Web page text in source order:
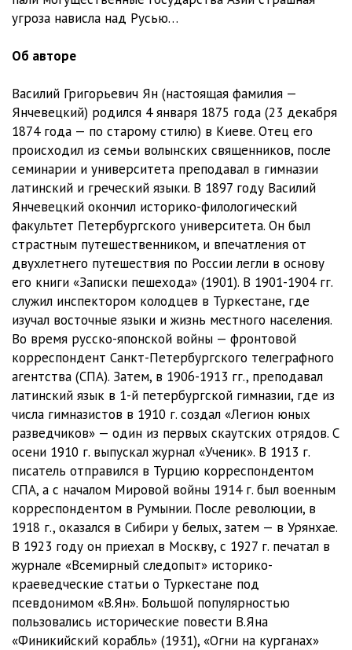
kn01ch04gl03 06:08
kn01ch04gl05
kn01ch04gl06
kn01ch04gl07 09:14
kn01ch04gl08
kn01ch04gl09 06:01
kn01ch04gl10 04:10
kn01ch04gl11
kn01ch04gl12 12:23
kn01ch05gl01 11:55
kn01ch05gl02
kn01ch05gl03 09:01
kn01ch05gl04 09:38
kn01ch05gl05 06:16
kn01ch05gl06 04:45
kn01ch05gl07 10:22
kn01ch05gl08
kn01ch05gl09
kn02ch01gl01
kn02ch01gl02
угроза нависла над Русью…
Об авторе
Василий Григорьевич Ян (настоящая фамилия —
Янчевецкий) родился 4 января 1875 года (23 декабря
1874 года — по старому стилю) в Киеве. Отец его
происходил из семьи волынских священников, после
семинарии и университета преподавал в гимназии
латинский и греческий языки. В 1897 году Василий
Янчевецкий окончил историко-филологический
факультет Петербургского университета. Он был
страстным путешественником, и впечатления от
двухлетнего путешествия по России легли в основу
его книги «Записки пешехода» (1901). В 1901-1904 гг.
служил инспектором колодцев в Туркестане, где
изучал восточные языки и жизнь местного населения.
Во время русско-японской войны — фронтовой
корреспондент Санкт-Петербургского телеграфного
агентства (СПА). Затем, в 1906-1913 гг., преподавал
латинский язык в 1-й петербургской гимназии, где из
числа гимназистов в 1910 г. создал «Легион юных
разведчиков» — один из первых скаутских отрядов. С
осени 1910 г. выпускал журнал «Ученик». В 1913 г.
писатель отправился в Турцию корреспондентом
СПА, а с началом Мировой войны 1914 г. был военным
корреспондентом в Румынии. После революции, в
1918 г., оказался в Сибири у белых, затем — в Урянхае.
В 1923 году он приехал в Москву, с 1927 г. печатал в
журнале «Всемирный следопыт» историко-
краеведческие статьи о Туркестане под
псевдонимом «В.Ян». Большой популярностью
пользовались исторические повести В.Яна
«Финикийский корабль» (1931), «Огни на курганах»